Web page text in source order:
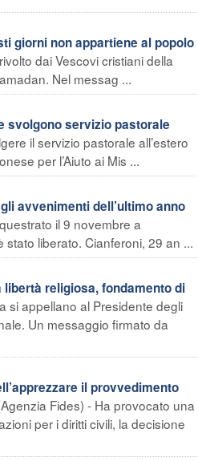
giorni non appartiene al popolo
dai Vescovi cristiani della
Nel messag ...
svolgono servizio pastorale
il servizio pastorale all’estero
per l’Aiuto ai Mis ...
avvenimenti dell’ultimo anno
il 9 novembre a
liberato. Cianferoni, 29 an ...
religiosa, fondamento di
si appellano al Presidente degli
Un messaggio firmato da
il provvedimento
Fides) - Ha provocato una
per i diritti civili, la decisione